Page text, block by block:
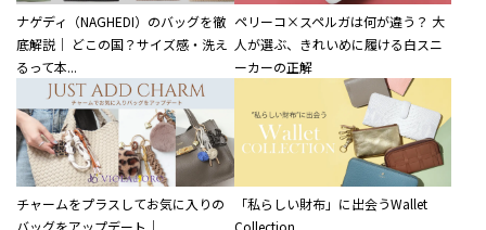
ナゲディ（NAGHEDI）のバッグを徹
底解説｜ どこの国？サイズ感・洗え
るって本...
ペリーコ×スペルガは何が違う？ 大
人が選ぶ、きれいめに履ける白スニ
ーカーの正解
チャームをプラスしてお気に入りの
バッグをアップデート｜
「私らしい財布」に出会うWallet
Collection